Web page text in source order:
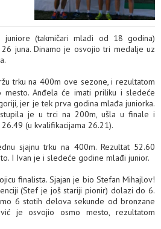
(takmičari mlađi od 18 godina)
juna. Dinamo je osvojio tri medalje uz
trku na 400m ove sezone, i rezultatom
mesto. Anđela će imati priliku i sledeće
jer je tek prva godina mlađa juniorka.
je u trci na 200m, ušla u finale i
(u kvalifikacijama 26.21).
sjajnu trku na 400m. Rezultat 52.60
I Ivan je i sledeće godine mlađi junior.
finalista. Sjajan je bio Stefan Mihajlov!
(Stef je još stariji pionir) dolazi do 6.
6 stotih delova sekunde od bronzane
je osvojio osmo mesto, rezultatom